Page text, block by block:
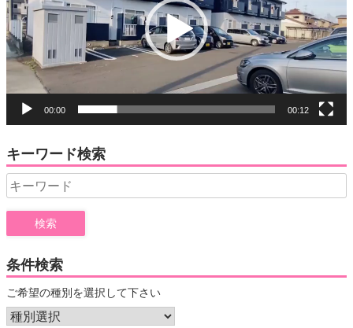
ー
ヤ
ー
00:00 00:12
キーワード検索
Search
for:
条件検索
ご希望の種別を選択して下さい